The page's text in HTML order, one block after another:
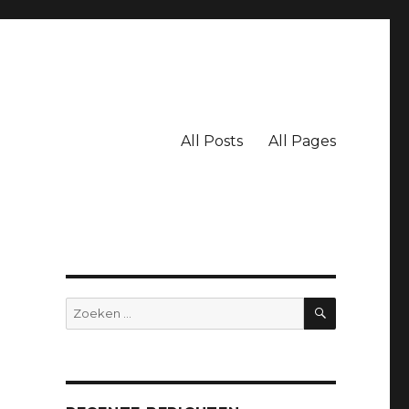
All Posts All Pages
Zoeken
naar:
ZOEKEN